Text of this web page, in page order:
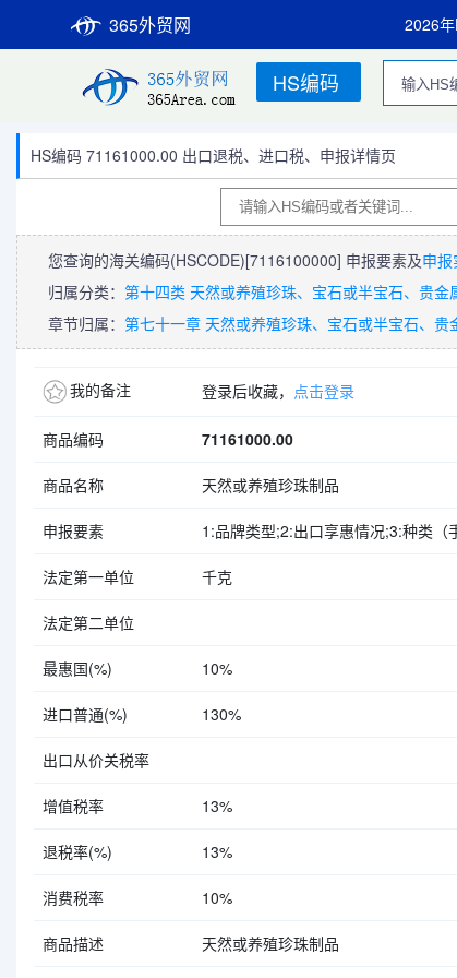
365外贸网 2026
HS编码
HS编码 71161000.00 出口退税、进口税、申报详情页
您查询的海关编码(HSCODE)[7116100000] 申报要素及申
归属分类： 第十四类 天然或养殖珍珠、宝石或半宝石、贵金
章节归属： 第七十一章 天然或养殖珍珠、宝石或半宝石、
我的备注 登录后收藏， 点击登录
商品编码 71161000.00
商品名称 天然或养殖珍珠制品
申报要素 1:品牌类型;2:出口享惠情况;3:种类
法定第一单位 千克
法定第二单位
最惠国(%) 10%
进口普通(%) 130%
出口从价关税率
增值税率 13%
退税率(%) 13%
消费税率 10%
商品描述 天然或养殖珍珠制品